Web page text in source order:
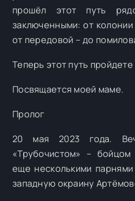
прошёл этот путь
заключенными: от
от передовой – до
Теперь этот путь пройдете
Посвящается моей маме.
Пролог
20 мая 2023 года.
«Трубочистом» – бойцом
еще несколькими
западную окраину